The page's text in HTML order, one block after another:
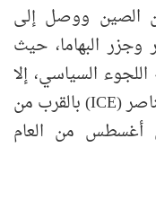
من الصين ووصل إلى
وجزر البهاما، حيث
السياسي، إلا
أنه تم قبول طلبه بعد أن اعتقلته عناصر (ICE) بالقرب من
أغسطس من العام